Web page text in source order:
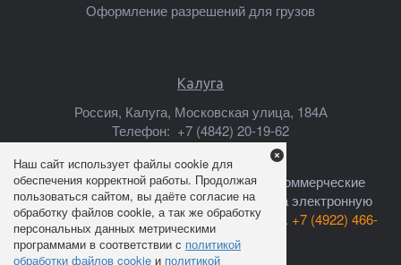
Оформление разрешений для грузов
Калуга
Россия, Калуга, Московская улица, 184А
Телефон: +7 (4842) 20-19-62
kaluga@mscsert.ru
Ваши предложения о сотрудничестве, коммерческие
предложения, прайс-листы высылайте на электронную
почту:info@mscsert.ruили звоните по тел. +7 (4922) 466-
301
Наш сайт использует файлы cookie для
обеспечения корректной работы. Продолжая
пользоваться сайтом, вы даёте согласие на
обработку файлов cookie, а так же обработку
персональных данных метрическими
программами в соответствии с политикой
обработки файлов cookie и политикой